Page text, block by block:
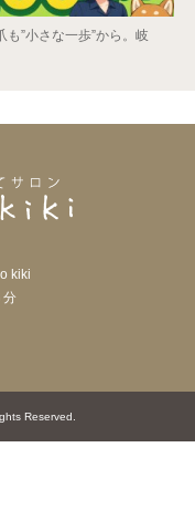
も”小さな一歩”から。岐
kiki
分
Reserved.